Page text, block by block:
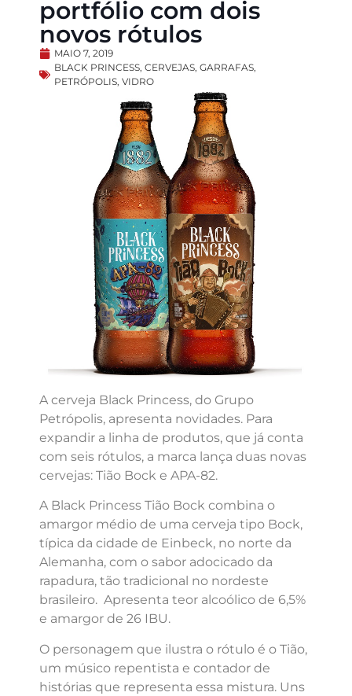
portfólio com dois
novos rótulos
MAIO 7, 2019
BLACK PRINCESS, CERVEJAS, GARRAFAS,
PETRÓPOLIS, VIDRO
A cerveja Black Princess, do Grupo
Petrópolis, apresenta novidades. Para
expandir a linha de produtos, que já conta
com seis rótulos, a marca lança duas novas
cervejas: Tião Bock e APA-82.
A Black Princess Tião Bock combina o
amargor médio de uma cerveja tipo Bock,
típica da cidade de Einbeck, no norte da
Alemanha, com o sabor adocicado da
rapadura, tão tradicional no nordeste
brasileiro. Apresenta teor alcoólico de 6,5%
e amargor de 26 IBU.
O personagem que ilustra o rótulo é o Tião,
um músico repentista e contador de
histórias que representa essa mistura. Uns